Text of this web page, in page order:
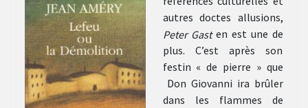
autres doctes allusions,
Peter Gasten est une de
plus. C’est après son
festin « de pierre » que
Don Giovanni ira brûler
dans les flammes de